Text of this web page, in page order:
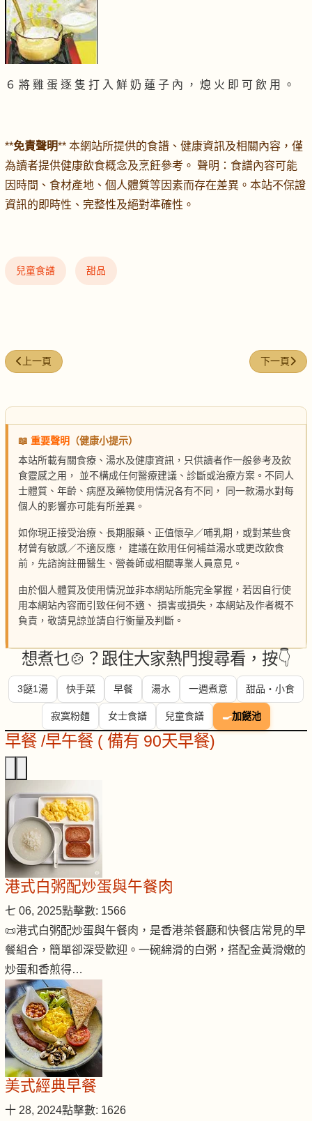
６ 將 雞 蛋 逐 隻 打 入 鮮 奶 蓮 子 內 ， 熄 火 即 可 飲 用 。
**免責聲明** 本網站所提供的食譜、健康資訊及相關內容，僅
為讀者提供健康飲食概念及烹飪參考。 聲明：食譜內容可能
因時間、食材產地、個人體質等因素而存在差異。本站不保證
資訊的即時性、完整性及絕對準確性。
兒童食譜 甜品
上一篇文章: 咖哩雞肉提子乾卷
上一頁 下一篇文章
下一頁
📖 重要聲明 （健康小提示）
本站所載有關食療、湯水及健康資訊，只供讀者作一般參考及飲
食靈感之用， 並不構成任何醫療建議、診斷或治療方案。不同人
士體質、年齡、病歷及藥物使用情況各有不同， 同一款湯水對每
個人的影響亦可能有所差異。
如你現正接受治療、長期服藥、正值懷孕／哺乳期，或對某些食
材曾有敏感／不適反應， 建議在飲用任何補益湯水或更改飲食
前，先諮詢註冊醫生、營養師或相關專業人員意見。
由於個人體質及使用情況並非本網站所能完全掌握，若因自行使
用本網站內容而引致任何不適、 損害或損失，本網站及作者概不
負責，敬請見諒並請自行衡量及判斷。
想煮乜🍲？跟住大家熱門搜尋看，按👇
3餸1湯 快手菜 早餐 湯水 一週煮意 甜品・小食
寂寞粉麵 女士食譜 兒童食譜 🍳加餸池
早餐 /早午餐 ( 備有 90天早餐)
港式白粥配炒蛋與午餐肉
七 06, 2025點擊數: 1566
📜港式白粥配炒蛋與午餐肉，是香港茶餐廳和快餐店常見的早
餐組合，簡單卻深受歡迎。一碗綿滑的白粥，搭配金黃滑嫩的
炒蛋和香煎得…
美式經典早餐
十 28, 2024點擊數: 1626